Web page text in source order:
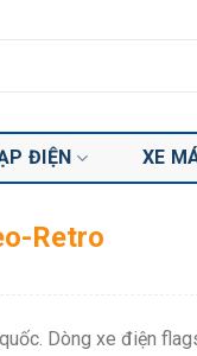
ĐIỆN XE
Retro
Dòng xe điện